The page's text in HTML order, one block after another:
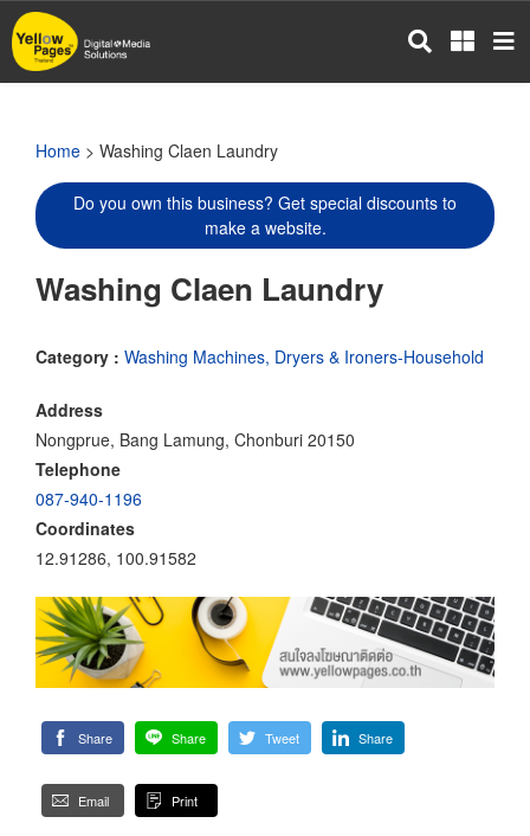
Skip
to
main
Home > Washing Claen Laundry
Do you own this business? Get special discounts to
make a website.
Washing Claen Laundry
Category : Washing Machines, Dryers & Ironers-Household
Address
Nongprue, Bang Lamung, Chonburi 20150
Telephone
087-940-1196
Coordinates
12.91286, 100.91582
Share Share Tweet Share
Email Print